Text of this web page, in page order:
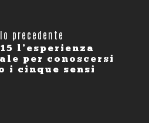
precedente
l’esperienza
per conoscersi
i cinque sensi